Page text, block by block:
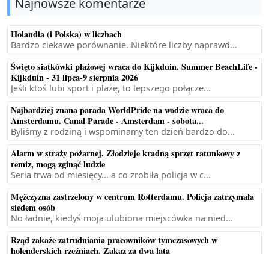
Holandia (i Polska) w liczbach
Bardzo ciekawe porównanie. Niektóre liczby naprawd...
Święto siatkówki plażowej wraca do Kijkduin. Summer BeachLife -
Kijkduin - 31 lipca-9 sierpnia 2026
Jeśli ktoś lubi sport i plażę, to lepszego połącze...
Najbardziej znana parada WorldPride na wodzie wraca do
Amsterdamu. Canal Parade - Amsterdam - sobota...
Byliśmy z rodziną i wspominamy ten dzień bardzo do...
Alarm w straży pożarnej. Złodzieje kradną sprzęt ratunkowy z
remiz, mogą zginąć ludzie
Seria trwa od miesięcy... a co zrobiła policja w c...
Mężczyzna zastrzelony w centrum Rotterdamu. Policja zatrzymała
siedem osób
No ładnie, kiedyś moja ulubiona miejscówka na nied...
Rząd zakaże zatrudniania pracowników tymczasowych w
holenderskich rzeźniach. Zakaz za dwa lata